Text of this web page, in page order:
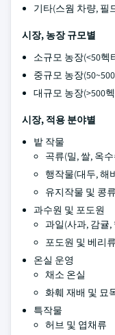
기타(스웜 차량, 필
시장, 농장 규모별
소규모 농장(<50헥
중규모 농장
대규모 농장(>500
시장, 적용 분야별
밭 작물
곡류(밀, 쌀, 옥
행작물(대두, 해
유지작물 및 콩류
과수원 및 포도원
과일(사과, 감귤,
포도원 및 베리
온실 운영
채소 온실
화훼 재배 및 묘
특작물
허브 및 엽채류